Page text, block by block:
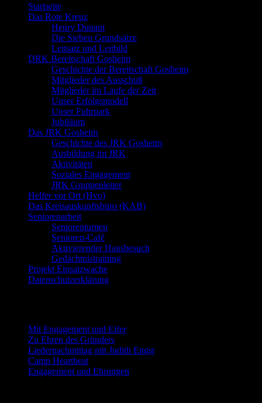
Startseite
Das Rote Kreuz
Henry Dunant
Die Sieben Grundsätze
Leitsatz und Leitbild
DRK Bereitschaft Gosheim
Geschichte der Bereitschaft Gosheim
Mitglieder des Ausschuß
Mitglieder im Laufe der Zeit
Unser Erfolgsmodell
Unser Fuhrpark
Jubiläum
Das JRK Gosheim
Geschichte des JRK Gosheim
Ausbildung im JRK
Aktivitäten
Soziales Engagement
JRK Gruppenleiter
Helfer vor Ort (Hvo)
Das Kreisauskunftsbüro (KAB)
Seniorenarbeit
Seniorenturnen
Senioren-Café
Aktivierender Hausbesuch
Gedächtnistraining
Projekt Einsatzwache
Datenschutzerklärung
Mit Engagement und Eifer
Zu Ehren des Gründers
Liedernachmittag mit Judith Engst
Camp Heartbeat
Engagement und Ehrungen